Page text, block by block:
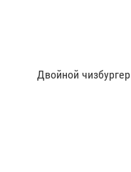
Двойной чизбургер